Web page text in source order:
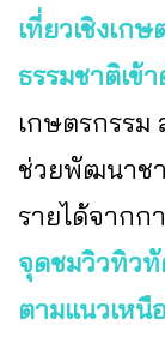
เที่ยวเชิงเก
ธรรมชาติเข้
เกษตรกรรม
ช่วยพัฒนาชา
รายได้จากก
จุดชมวิวทิว
ตามแนวเหนื